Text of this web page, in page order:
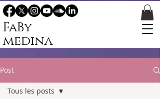
FaBy
medina
Post
Tous les posts